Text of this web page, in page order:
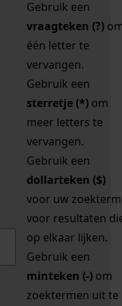
Gebruik een
vraagteken (?)
één letter te
vervangen.
Gebruik een
sterretje (*) om
meer letters te
vervangen.
Gebruik een
dollarteken ($)
voor uw zoekterm
voor resultaten
op elkaar lijken.
Gebruik een
minteken (-) om
zoektermen uit te